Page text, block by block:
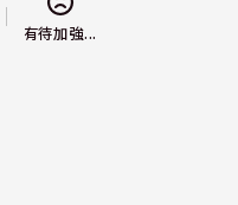
有待加強...